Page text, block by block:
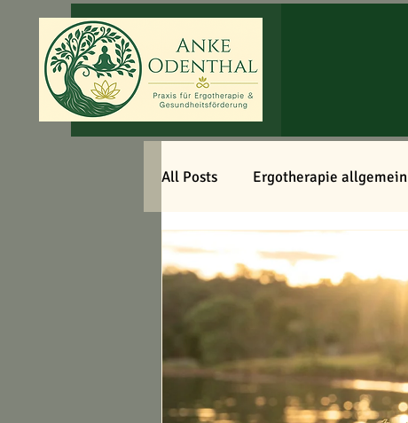
All Posts Ergotherapie allgemein
Gesund leben & Selbsthilfe